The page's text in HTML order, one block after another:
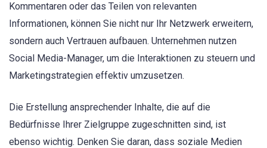
Kommentaren oder das Teilen von relevanten
Informationen, können Sie nicht nur Ihr Netzwerk erweitern,
sondern auch Vertrauen aufbauen. Unternehmen nutzen
Social Media-Manager, um die Interaktionen zu steuern und
Marketingstrategien effektiv umzusetzen.
Die Erstellung ansprechender Inhalte, die auf die
Bedürfnisse Ihrer Zielgruppe zugeschnitten sind, ist
ebenso wichtig. Denken Sie daran, dass soziale Medien